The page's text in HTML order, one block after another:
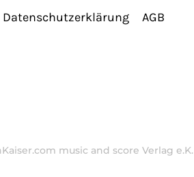
Datenschutzerklärung AGB
music and score Verlag e.K.